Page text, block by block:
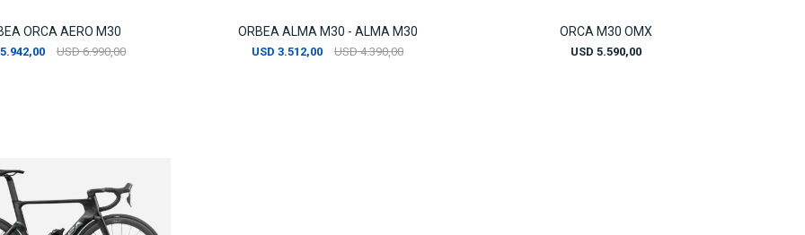
ORCA AERO M30
5.942,00 USD 6.990,00
ORBEA ALMA M30 - ALMA M30
USD 3.512,00 USD 4.390,00
ORCA M30 OMX
USD 5.590,00